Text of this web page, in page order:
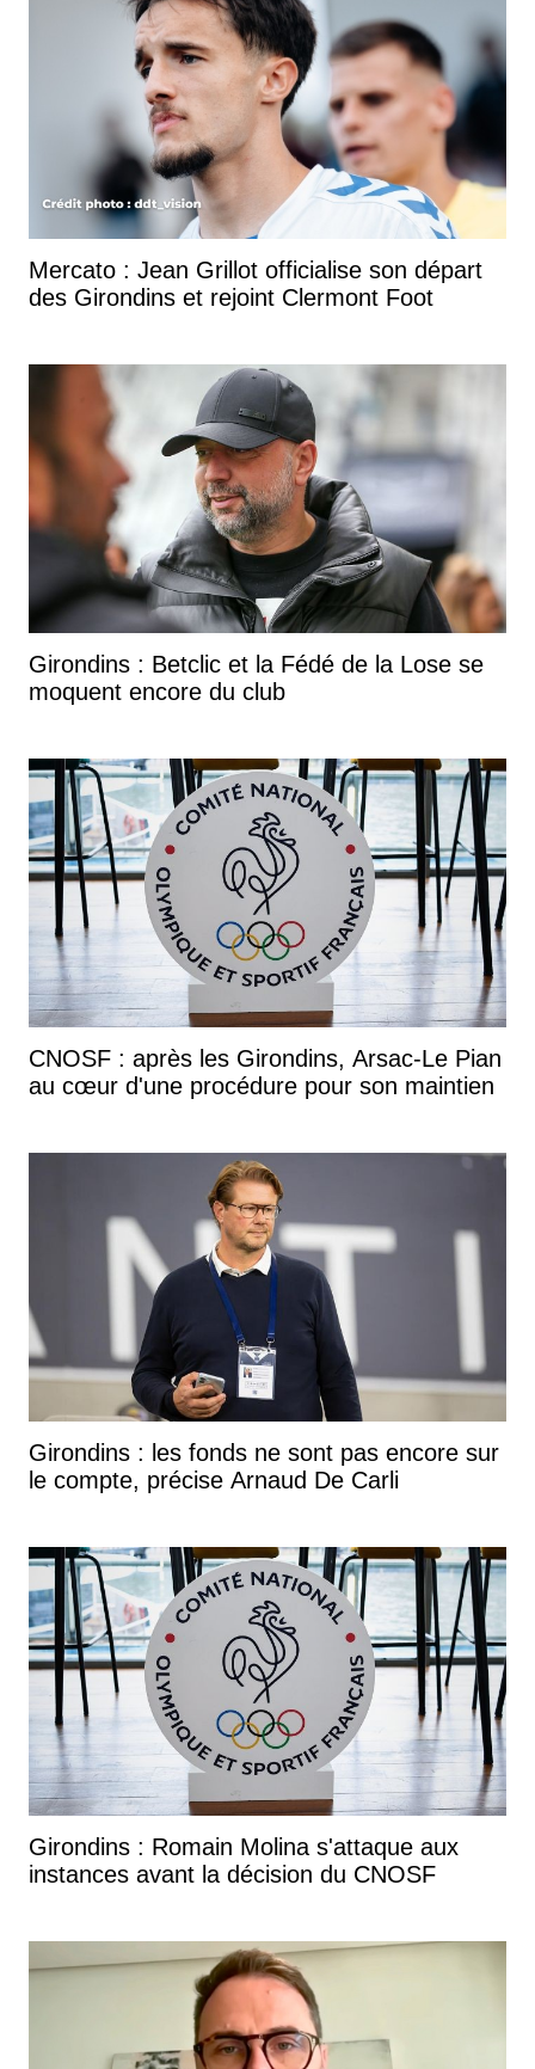
Mercato : Jean Grillot officialise son départ
des Girondins et rejoint Clermont Foot
Girondins : Betclic et la Fédé de la Lose se
moquent encore du club
CNOSF : après les Girondins, Arsac-Le Pian
au cœur d'une procédure pour son maintien
Girondins : les fonds ne sont pas encore sur
le compte, précise Arnaud De Carli
Girondins : Romain Molina s'attaque aux
instances avant la décision du CNOSF